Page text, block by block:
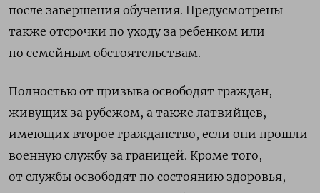
после завершения обучения. Предусмотрены
также отсрочки по уходу за ребенком или
по семейным обстоятельствам.
Полностью от призыва освободят граждан,
живущих за рубежом, а также латвийцев,
имеющих второе гражданство, если они прошли
военную службу за границей. Кроме того,
от службы освободят по состоянию здоровья,